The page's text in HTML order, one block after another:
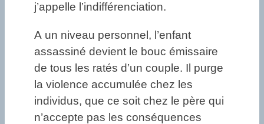
j’appelle l’indifférenciation.
A un niveau personnel, l’enfant
assassiné devient le bouc émissaire
de tous les ratés d’un couple. Il purge
la violence accumulée chez les
individus, que ce soit chez le père qui
n’accepte pas les conséquences